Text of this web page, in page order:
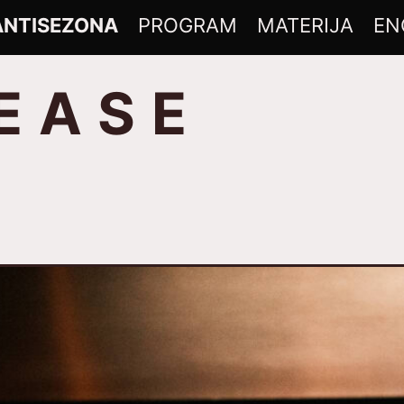
PROGRAM MATERIJA
A S E